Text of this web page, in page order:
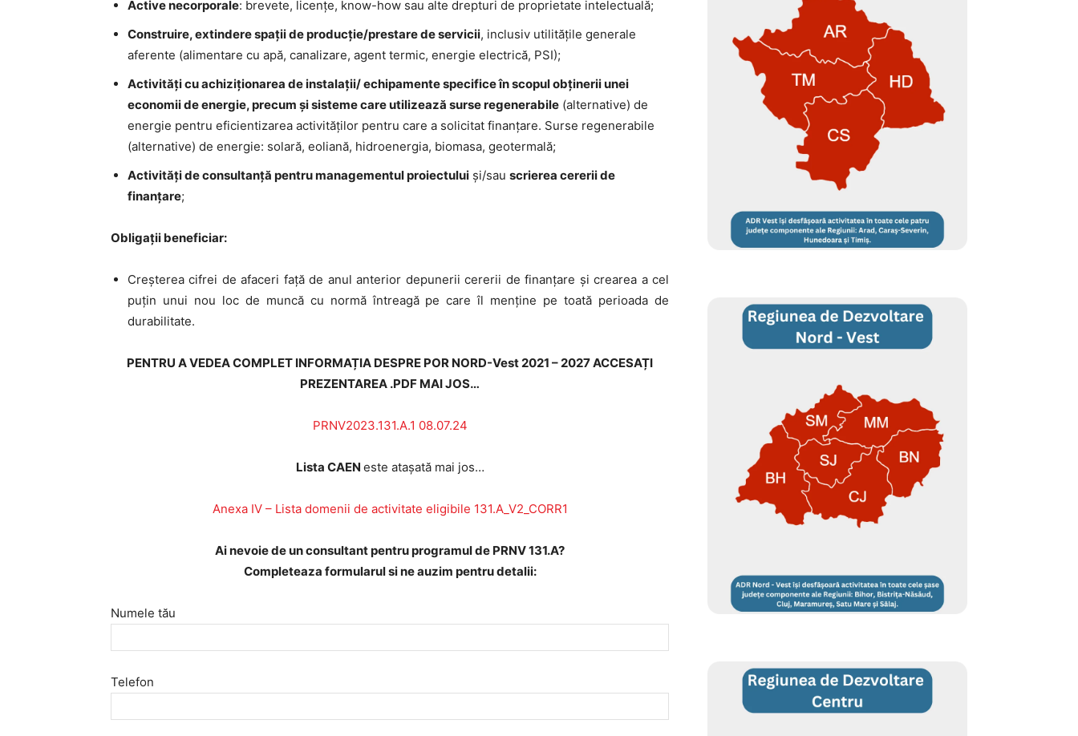
Activenecorporale: brevete, licențe, know-how sau alte drepturi de proprietate intelectuală;
Construire, extindere spații de producție/prestare de servicii, inclusiv utilitățile generale
aferente (alimentare cu apă, canalizare, agent termic, energie electrică, PSI);
Activități cu achiziționarea deinstalații/ echipamente specifice în scopul obținerii unei
economii de energie, precum și sisteme care utilizează surse regenerabile (alternative) de
energie pentru eficientizarea activităților pentru care a solicitat finanțare. Surse regenerabile
(alternative) de energie: solară, eoliană, hidroenergia, biomasa, geotermală;
Activități deconsultanță pentru managementul proiectului și/sau scrierea cererii de
finanțare;
Obligații beneficiar:
Creșterea cifrei de afaceri față de anul anterior depunerii cererii de finanțare și crearea a cel
puțin unui nou loc de muncă cu normă întreagă pe care îl menține pe toată perioada de
durabilitate.
PENTRU A VEDEA COMPLET INFORMAȚIA DESPRE POR NORD-Vest 2021 – 2027 ACCESAȚI
PREZENTAREA .PDF MAI JOS…
PRNV2023.131.A.1 08.07.24
Lista CAEN este atașată mai jos…
Anexa IV – Lista domenii de activitate eligibile 131.A_V2_CORR1
Ai nevoie de un consultant pentru programul de PRNV 131.A?
Completeaza formularul si ne auzim pentru detalii:
Numele tău
Telefon